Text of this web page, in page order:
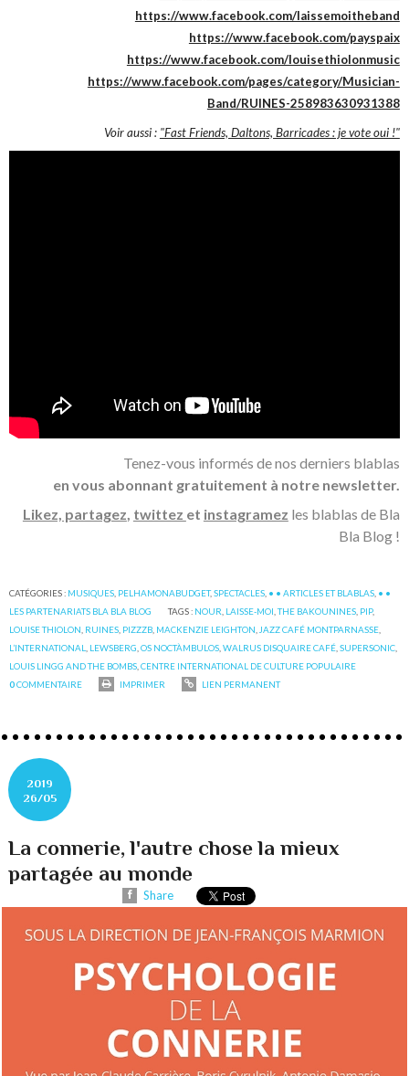
https://www.facebook.com/laissemoitheband
https://www.facebook.com/payspaix
https://www.facebook.com/louisethiolonmusic
https://www.facebook.com/pages/category/Musician-
Band/RUINES-258983630931388
Voir aussi : "Fast Friends, Daltons, Barricades : je vote oui !"
Tenez-vous informés de nos derniers blablas
en vous abonnant gratuitement à notre newsletter.
Likez, partagez twittez et instagramez les blablas de Bla
Bla Blog !
CATÉGORIES : MUSIQUES PELHAMONABUDGET,SPECTACLES • • ARTICLES ET BLABLAS • •
LES PARTENARIATS BLA BLA BLOG
TAGS : NOUR LAISSE-MOI ,THE BAKOUNINES PIP,
LOUISE THIOLON RUINES PIZZZB MACKENZIE LEIGHTON JAZZ CAFÉ MONTPARNASSE
L’INTERNATIONAL
LEWSBERG ,OS NOCTÀMBULOS ,WALRUS DISQUAIRE CAFÉ ,SUPERSONIC
LOUIS LINGG AND THE BOMBS ,CENTRE INTERNATIONAL DE CULTURE POPULAIRE
0COMMENTAIRE IMPRIMER LIEN PERMANENT
2019
26/05
La connerie, l'autre chose la mieux
partagée au monde
Share